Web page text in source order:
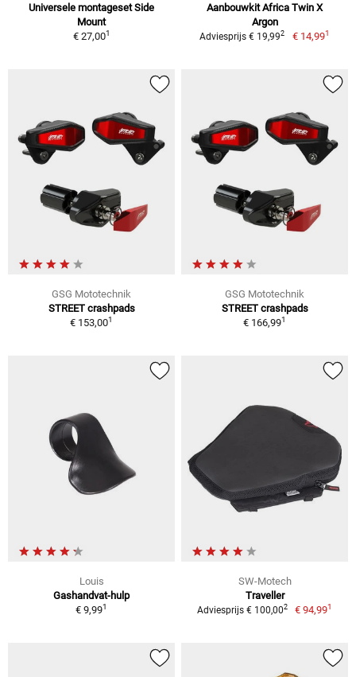
Universele montageset Side
Mount
€ 27,001
Aanbouwkit Africa Twin X
Argon
Adviesprijs € 19,992 € 14,991
GSG Mototechnik
STREET crashpads
€ 153,001
GSG Mototechnik
STREET crashpads
€ 166,991
Louis
Gashandvat-hulp
€ 9,991
SW-Motech
Traveller
Adviesprijs € 100,002 € 94,991